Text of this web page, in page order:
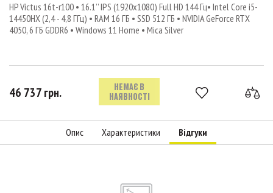
HP Victus 16t-r100 • 16.1’’ IPS (1920x1080) Full HD 144 Гц• Intel Core i5-
14450HX (2,4 - 4,8 ГГц) • RAM 16 ГБ • SSD 512 ГБ • NVIDIA GeForce RTX
4050, 6 ГБ GDDR6 • Windows 11 Home • Mica Silver
46 737 грн.
НЕМАЄ В
НАЯВНОСТІ
Опис Характеристики Відгуки